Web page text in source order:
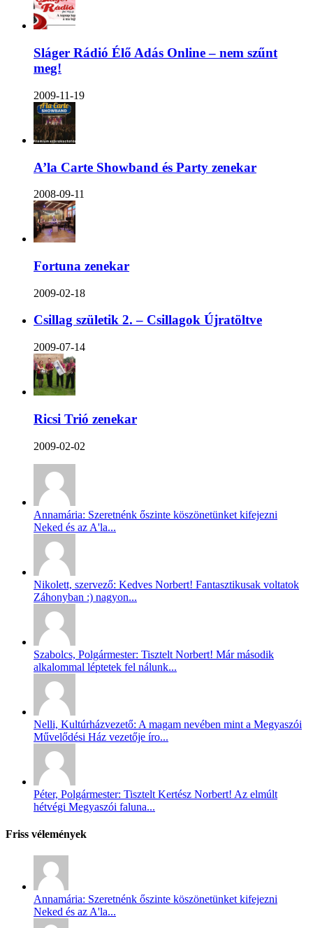
Sláger Rádió Élő Adás Online – nem szűnt
meg!
2009-11-19
A’la Carte Showband és Party zenekar
2008-09-11
Fortuna zenekar
2009-02-18
Csillag születik 2. – Csillagok Újratöltve
2009-07-14
Ricsi Trió zenekar
2009-02-02
Annamária: Szeretnénk őszinte köszönetünket kifejezni
Neked és az A'la...
Nikolett, szervező: Kedves Norbert! Fantasztikusak voltatok
Záhonyban :) nagyon...
Szabolcs, Polgármester: Tisztelt Norbert! Már második
alkalommal léptetek fel nálunk...
Nelli, Kultúrházvezető: A magam nevében mint a Megyaszói
Művelődési Ház vezetője íro...
Péter, Polgármester: Tisztelt Kertész Norbert! Az elmúlt
hétvégi Megyaszói faluna...
Friss vélemények
Annamária: Szeretnénk őszinte köszönetünket kifejezni
Neked és az A'la...